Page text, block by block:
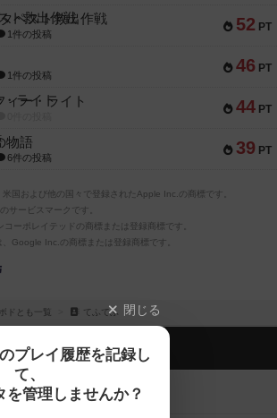
52 PT
ペスト救出作戦
1件の投稿
46 PT
1件の投稿
44 PT
ィー・ライト
39 PT
物語
6件の投稿
国および他の国々で登録されたApple Inc.の商標です。
サービスマークです。
ーポレイテッドの商標または登録商標です。
Google Inc.の商標または登録商標です。
ボドとも一覧 てふてふ 閉じる
プレイ履歴を記録し
て、
を管理しませんか？
検索する